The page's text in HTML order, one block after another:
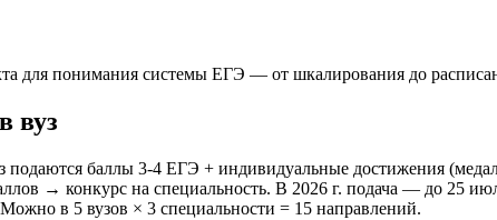
для понимания системы ЕГЭ — от шкалирования до
вуз
подаются баллы 3-4 ЕГЭ + индивидуальные достижения
→ конкурс на специальность. В 2026 г. подача — до 25
в 5 вузов × 3 специальности = 15 направлений.